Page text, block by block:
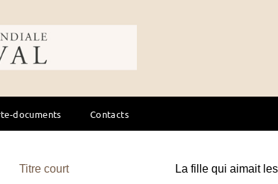
du cheval
documents Contacts
Titre court La fille qui aimait